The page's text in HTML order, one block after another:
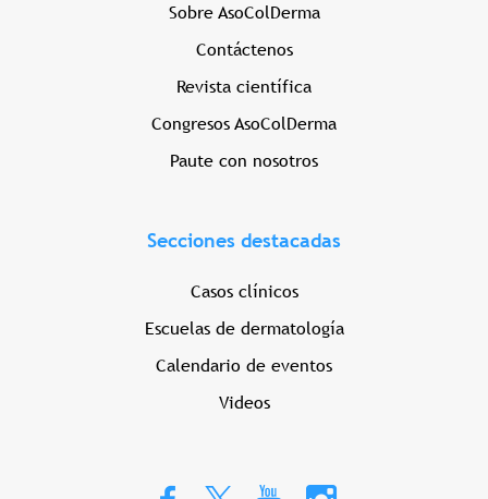
Sobre AsoColDerma
Contáctenos
Revista científica
Congresos AsoColDerma
Paute con nosotros
Secciones destacadas
Casos clínicos
Escuelas de dermatología
Calendario de eventos
Videos